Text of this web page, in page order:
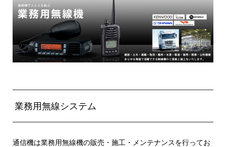
業務用無線システム
通信機は業務用無線機の販売・施工・メンテナンスを行ってお